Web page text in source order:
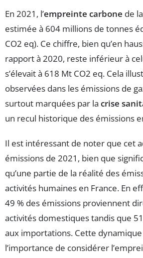
En 2021, l’empreinte carbone de
estimée à 604 millions de tonnes
CO2 eq). Ce chiffre, bien qu’en
rapport à 2020, reste inférieur à
s’élevait à 618 Mt CO2 eq. Cela
observées dans les émissions de
surtout marquées par la crise
un recul historique des émissions
Il est intéressant de noter que cet
émissions de 2021, bien que
qu’une partie de la réalité des
activités humaines en France. En
49 % des émissions proviennent
activités domestiques tandis que
aux importations. Cette
l’importance de considérer